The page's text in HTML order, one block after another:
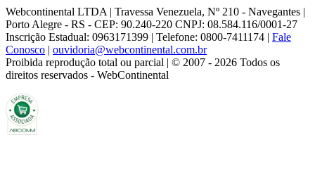
Webcontinental LTDA | Travessa Venezuela, Nº 210 - Navegantes |
Porto Alegre - RS - CEP: 90.240-220 CNPJ: 08.584.116/0001-27
Inscrição Estadual: 0963171399 | Telefone: 0800-7411174 | Fale
Conosco | ouvidoria@webcontinental.com.br
Proibida reprodução total ou parcial | © 2007 - 2026 Todos os
direitos reservados - WebContinental